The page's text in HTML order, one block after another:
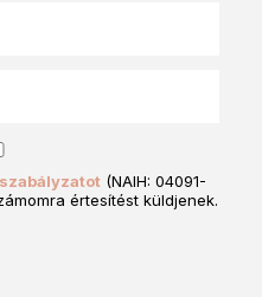
(NAIH: 04091-
értesítést küldjenek.